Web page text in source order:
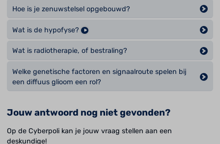
Hoe is je zenuwstelsel opgebouwd?
Wat is de hypofyse?
Wat is radiotherapie, of bestraling?
Welke genetische factoren en signaalroute spelen bij
een diffuus glioom een rol?
Jouw antwoord nog niet gevonden?
Op de Cyberpoli kan je jouw vraag stellen aan een
deskundige!